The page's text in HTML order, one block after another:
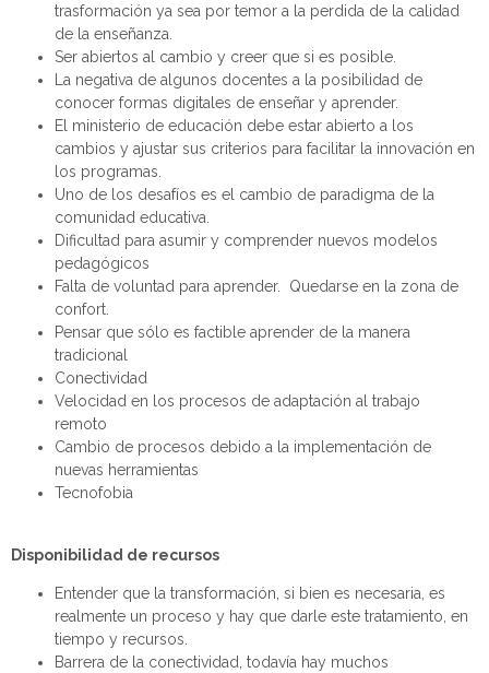
trasformación ya sea por temor a la perdida de la calidad
de la enseñanza.
Ser abiertos al cambio y creer que si es posible.
La negativa de algunos docentes a la posibilidad de
conocer formas digitales de enseñar y aprender.
El ministerio de educación debe estar abierto a los
cambios y ajustar sus criterios para facilitar la innovación en
los programas.
Uno de los desafíos es el cambio de paradigma de la
comunidad educativa.
Dificultad para asumir y comprender nuevos modelos
pedagógicos
Falta de voluntad para aprender. Quedarse en la zona de
confort.
Pensar que sólo es factible aprender de la manera
tradicional
Conectividad
Velocidad en los procesos de adaptación al trabajo
remoto
Cambio de procesos debido a la implementación de
nuevas herramientas
Tecnofobia
Disponibilidad de recursos
Entender que la transformación, si bien es necesaria, es
realmente un proceso y hay que darle este tratamiento, en
tiempo y recursos.
Barrera de la conectividad, todavía hay muchos